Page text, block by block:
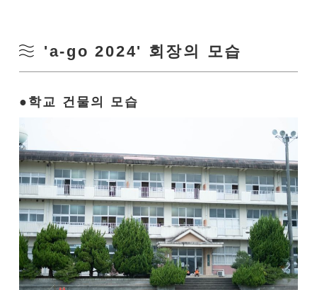
'a-go 2024' 회장의 모습
학교 건물의 모습